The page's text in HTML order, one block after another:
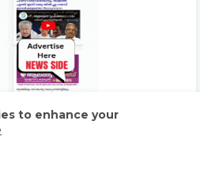
to enhance your